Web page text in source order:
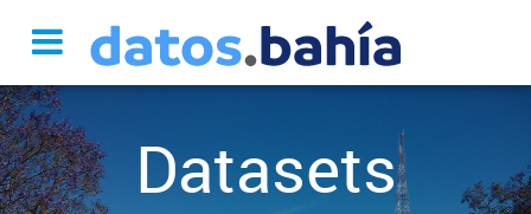
Datasets